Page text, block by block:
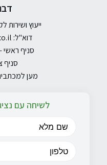
ייעוץ ושירות לקוחות:
דוא"ל:
סניף
סניף
מען למכתבים: ת.ד.
לשיחה עם